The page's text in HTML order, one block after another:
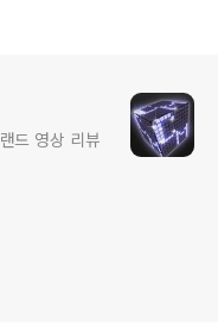
드 영상 리뷰